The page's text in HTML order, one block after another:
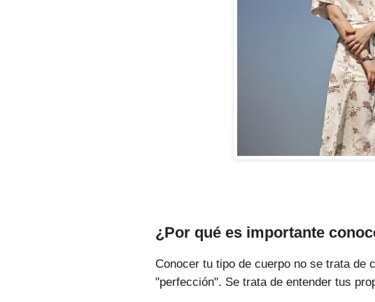
¿Por qué es importante
Conocer tu tipo de cuerpo no se trata de
"perfección". Se trata de entender tus